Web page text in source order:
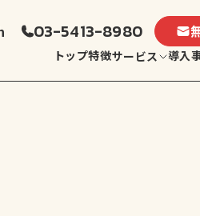
トップ特徴サービス 導入
03-5413-8980